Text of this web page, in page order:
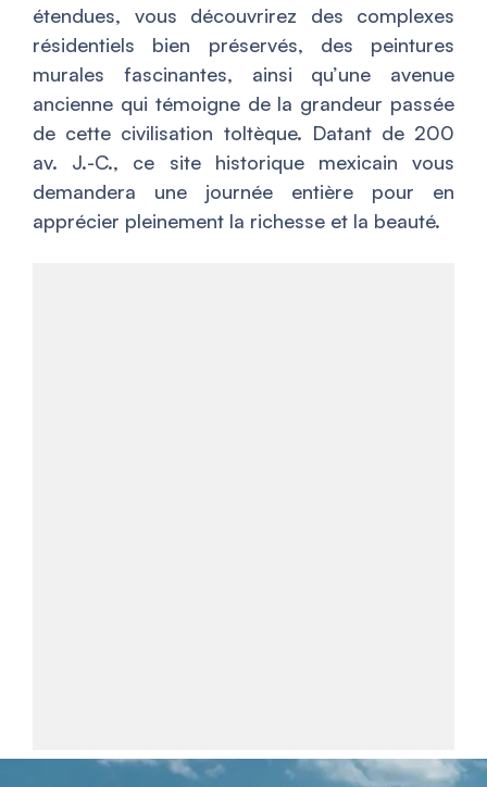
étendues, vous découvrirez des complexes
résidentiels bien préservés, des peintures
murales fascinantes, ainsi qu’une avenue
ancienne qui témoigne de la grandeur passée
de cette civilisation toltèque. Datant de 200
av. J.-C., ce site historique mexicain vous
demandera une journée entière pour en
apprécier pleinement la richesse et la beauté.